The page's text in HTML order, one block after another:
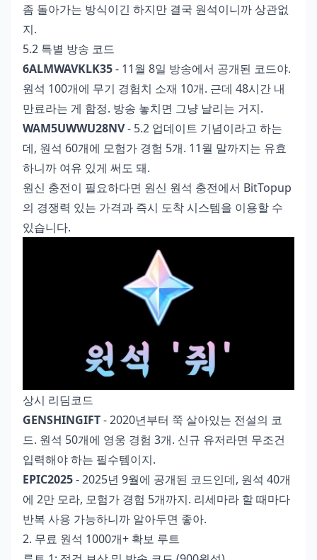
좀 돌아가는 방식이긴 하지만 결국 원석이니까 상관없
지.
5.2 특별 방송 코드
6ALMWAVKLK35- 11월 8일 방송에서 공개된 코드야.
원석 100개에 무기 경험치 소재 10개. 근데 48시간 내
만료라는 게 함정. 방송 놓치면 그냥 날리는 거지.
WAM5UWWU28NV- 5.2 업데이트 기념이라고 하는
데, 원석 60개에 모험가 경험 5개. 11월 말까지는 유효
하니까 여유 있게 써도 돼.
원신 충전이 필요하다면 원신 원석 충전에서 BitTopup
의 경쟁력 있는 가격과 즉시 도착 시스템을 이용할 수
있습니다.
상시 리딤코드
GENSHINGIFT- 2020년부터 쭉 살아있는 전설의 코
드. 원석 50개에 영웅 경험 3개. 신규 유저라면 무조건
입력해야 하는 필수템이지.
EPIC2025- 2025년 9월에 공개된 코드인데, 원석 40개
에 2만 모라, 모험가 경험 5개까지. 리세마라 할 때마다
반복 사용 가능하니까 알아두면 좋아.
2. 무료 원석 1000개+ 확보 루트